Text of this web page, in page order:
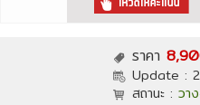
ราคา
Update :
สถานะ : วา